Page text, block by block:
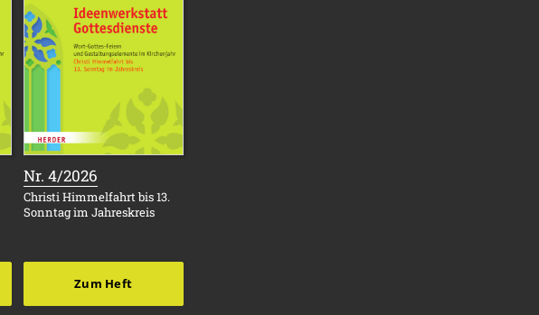
Nr. 4/2026
Christi Himmelfahrt bis 13.
Sonntag im Jahreskreis
Zum Heft